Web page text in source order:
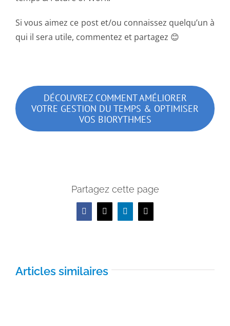
Si vous aimez ce post et/ou connaissez quelqu’un à
qui il sera utile, commentez et partagez 😊
DÉCOUVREZ COMMENT AMÉLIORER
VOTRE GESTION DU TEMPS & OPTIMISER
VOS BIORYTHMES
Partagez cette page
Facebook
X LinkedInEmail
Articles similaires